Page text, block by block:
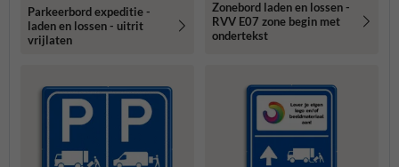
Parkeerbord expeditie -
laden en lossen - uitrit
vrijlaten
Zonebord laden en lossen -
RVV E07 zone begin met
ondertekst